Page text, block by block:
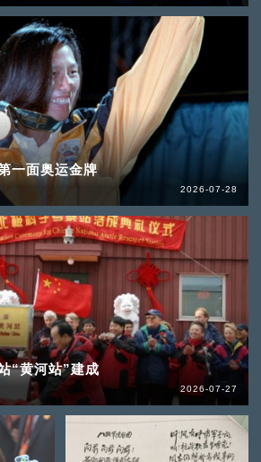
一面奥运金牌
2026-07-28
“黄河站”建成
2026-07-27